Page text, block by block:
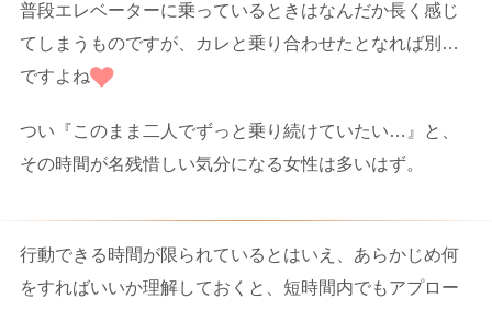
普段エレベーターに乗っているときはなんだか長く感じ
てしまうものですが、カレと乗り合わせたとなれば別…
ですよね
つい『このまま二人でずっと乗り続けていたい…』と、
その時間が名残惜しい気分になる女性は多いはず。
行動できる時間が限られているとはいえ、あらかじめ何
をすればいいか理解しておくと、短時間内でもアプロー